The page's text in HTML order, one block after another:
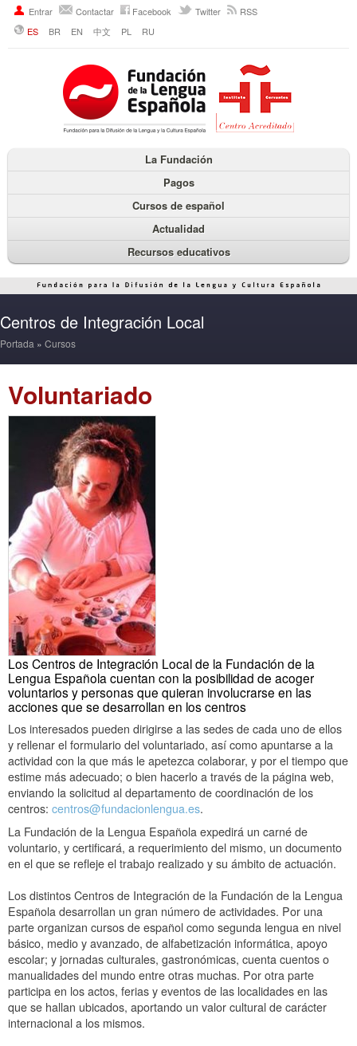
Entrar Contactar Facebook Twitter
RSS
ES
BR EN 中文 PL RU
La Fundación
Pagos
Cursos de español
Actualidad
Recursos educativos
Centros de Integración Local
Portada » Cursos
Voluntariado
Los Centros de Integración Local de la Fundación de la
Lengua Española cuentan con la posibilidad de acoger
voluntarios y personas que quieran involucrarse en las
acciones que se desarrollan en los centros
Los interesados pueden dirigirse a las sedes de cada uno de ellos
y rellenar el formulario del voluntariado, así como apuntarse a la
actividad con la que más le apetezca colaborar, y por el tiempo que
estime más adecuado; o bien hacerlo a través de la página web,
enviando la solicitud al departamento de coordinación de los
centros: centros@fundacionlengua.es.
La Fundación de la Lengua Española expedirá un carné de
voluntario, y certificará, a requerimiento del mismo, un documento
en el que se refleje el trabajo realizado y su ámbito de actuación.
Los distintos Centros de Integración de la Fundación de la Lengua
Española desarrollan un gran número de actividades. Por una
parte organizan cursos de español como segunda lengua en nivel
básico, medio y avanzado, de alfabetización informática, apoyo
escolar; y jornadas culturales, gastronómicas, cuenta cuentos o
manualidades del mundo entre otras muchas. Por otra parte
participa en los actos, ferias y eventos de las localidades en las
que se hallan ubicados, aportando un valor cultural de carácter
internacional a los mismos.